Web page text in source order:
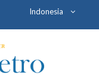
Indonesia